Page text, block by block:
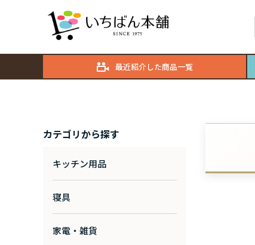
最近紹介した商品一覧
カテゴリから探す
キッチン用品
寝具
家電・雑貨